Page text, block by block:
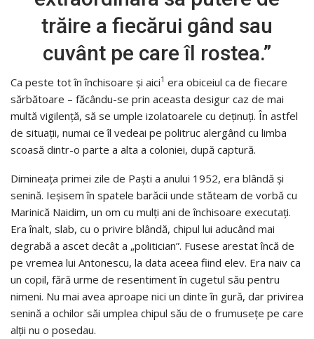
trăire a fiecărui gând sau
cuvânt pe care îl rostea.”
Ca peste tot în închisoare și aici1 era obiceiul ca de fiecare
sărbătoare – făcându-se prin aceasta desigur caz de mai
multă vigilență, să se umple izolatoarele cu deținuți. În astfel
de situații, numai ce îl vedeai pe politruc alergând cu limba
scoasă dintr-o parte a alta a coloniei, după captură.
Dimineața primei zile de Paști a anului 1952, era blândă și
senină. Ieșisem în spatele barăcii unde stăteam de vorbă cu
Marinică Naidim, un om cu mulți ani de închisoare executați.
Era înalt, slab, cu o privire blândă, chipul lui aducând mai
degrabă a ascet decât a „politician”. Fusese arestat încă de
pe vremea lui Antonescu, la data aceea fiind elev. Era naiv ca
un copil, fără urme de resentiment în cugetul său pentru
nimeni. Nu mai avea aproape nici un dinte în gură, dar privirea
senină a ochilor săi umplea chipul său de o frumusețe pe care
alții nu o posedau.